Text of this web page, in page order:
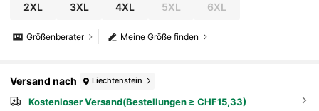
2XL 3XL 4XL 5XL 6XL
Meine Größe finden
Größenberater
Versand nach Liechtenstein
Kostenloser Versand(Bestellungen ≥ CHF15,33)